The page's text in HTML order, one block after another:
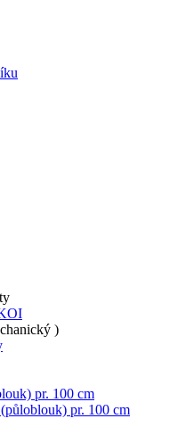
)
pr. 100 cm
pr. 100 cm